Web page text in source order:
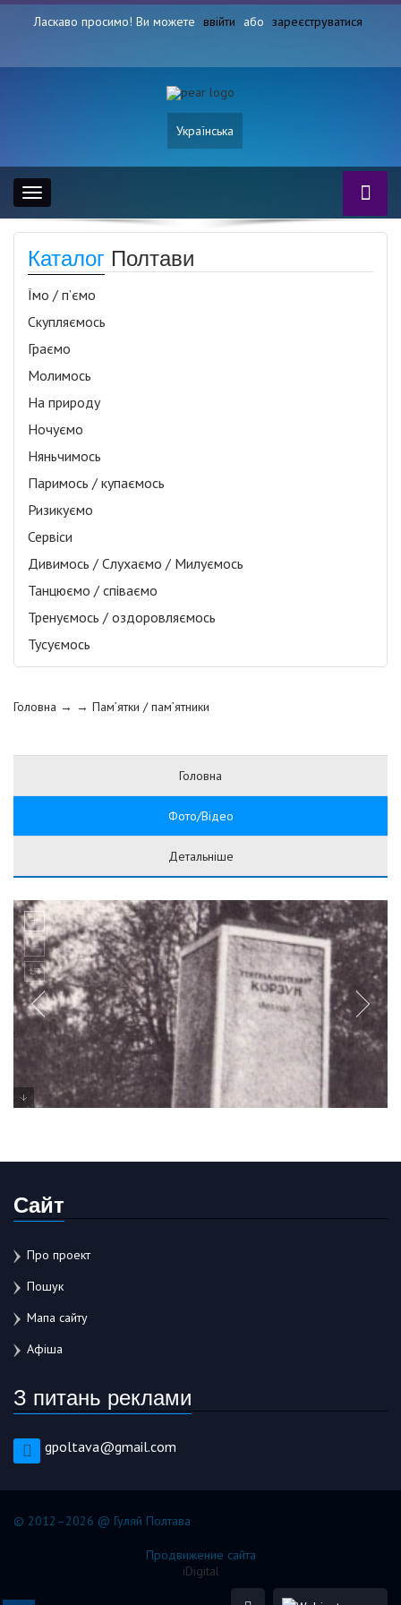
Ласкаво просимо! Ви можете ввійти або зареєструватися
Українська
Toggle
navigation
Каталог Полтави
Їмо / п’ємо
Скупляємось
Граємо
Молимось
На природу
Ночуємо
Няньчимось
Паримось / купаємось
Ризикуємо
Сервіси
Дивимось / Слухаємо / Милуємось
Танцюємо / співаємо
Тренуємось / оздоровляємось
Тусуємось
Головна → → Пам’ятки / пам’ятники
Головна
Фото/Відео
Детальніше
Сайт
Про проект
Пошук
Мапа сайту
Афіша
З питань реклами
gpoltava@gmail.com
© 2012–2026 @ Гуляй Полтава
Продвижение сайта
iDigital